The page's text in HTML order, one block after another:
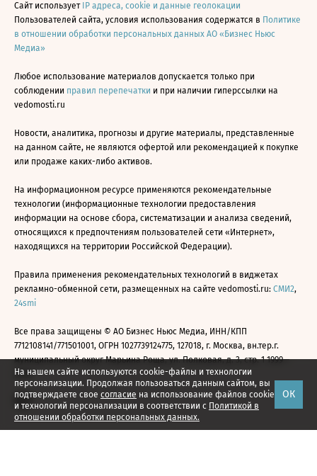
На нашем сайте используются cookie-файлы и технологии
персонализации. Продолжая пользоваться данным сайтом, вы
подтверждаете свое согласие на использование файлов cookie
и технологий персонализации в соответствии с Политикой в
отношении обработки персональных данных.
ОК
Сайт использует IP адреса, cookie и данные геолокации
Пользователей сайта, условия использования содержатся в Политике
в отношении обработки персональных данных АО «Бизнес Ньюс
Медиа»
Любое использование материалов допускается только при
соблюдении правил перепечатки и при наличии гиперссылки на
vedomosti.ru
Новости, аналитика, прогнозы и другие материалы, представленные
на данном сайте, не являются офертой или рекомендацией к покупке
или продаже каких-либо активов.
На информационном ресурсе применяются рекомендательные
технологии (информационные технологии предоставления
информации на основе сбора, систематизации и анализа сведений,
относящихся к предпочтениям пользователей сети «Интернет»,
находящихся на территории Российской Федерации).
Правила применения рекомендательных технологий в виджетах
рекламно-обменной сети, размещенных на сайте vedomosti.ru: СМИ2,
24smi
Все права защищены © АО Бизнес Ньюс Медиа, ИНН/КПП
7712108141/771501001, ОГРН 1027739124775, 127018, г. Москва, вн.тер.г.
муниципальный округ Марьина Роща, ул. Полковая, д. 3, стр. 1 1999—
2026